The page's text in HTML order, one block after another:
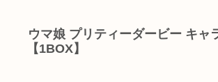
ウマ娘 プリティーダービー キ
【1BOX】